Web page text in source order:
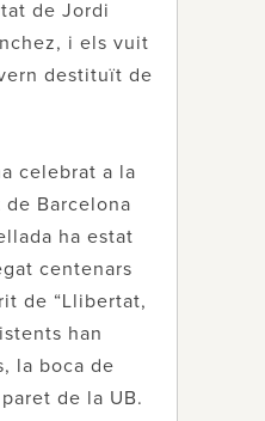
de Jordi
i els vuit
destituït de
celebrat a la
Barcelona
ha estat
centenars
de “Llibertat,
han
la boca de
de la UB.